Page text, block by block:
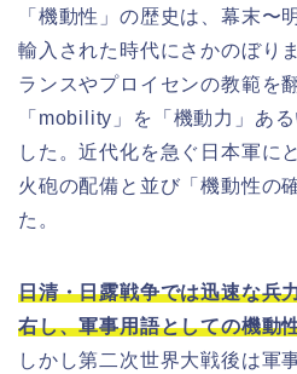
「機動性」の歴史は、幕末〜
輸入された時代にさかのぼり
ランスやプロイセンの教範を
「mobility」を「機動力」あ
した。近代化を急ぐ日本軍に
火砲の配備と並び「機動性の
た。
日清・日露戦争では迅速な兵
右し、軍事用語としての機動
しかし第二次世界大戦後は軍